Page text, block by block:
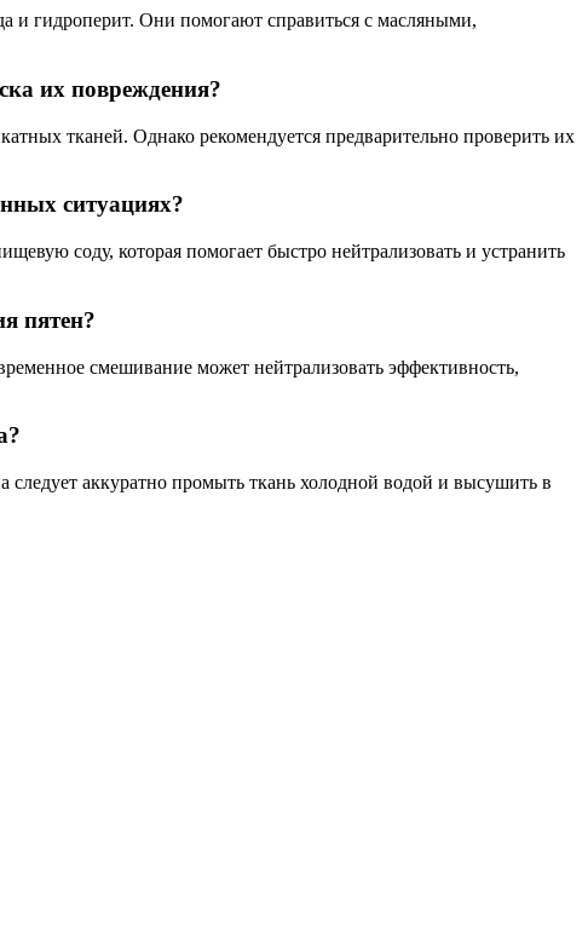
и гидроперит. Они помогают справиться с масляными,
их повреждения?
тканей. Однако рекомендуется предварительно проверить их
ситуациях?
соду, которая помогает быстро нейтрализовать и устранить
пятен?
смешивание может нейтрализовать эффективность,
следует аккуратно промыть ткань холодной водой и высушить в